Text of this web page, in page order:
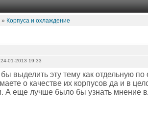
Корпуса и охлаждение
01-2013 19:33
выделить эту тему как отдельную
о качестве их корпусов да и в
А еще лучше было бы узнать мнение